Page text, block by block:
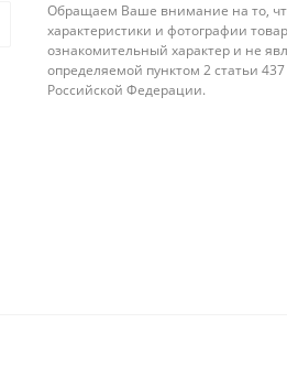
Обращаем Ваше внимание на то,
характеристики и фотографии
ознакомительный характер и не
определяемой пунктом 2 статьи 437
Российской Федерации.